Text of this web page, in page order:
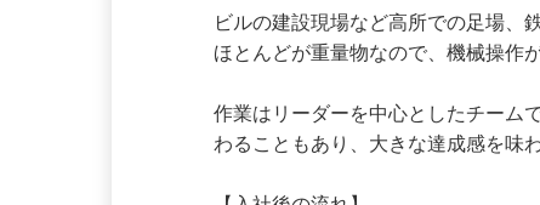
ビルの建設現場など高所での足場
作業はリーダーを中心としたチー